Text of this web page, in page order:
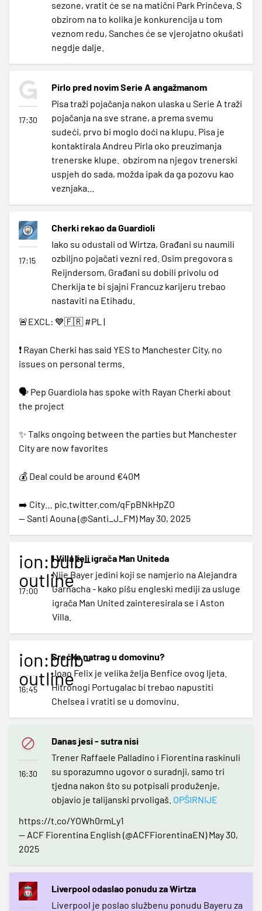
sezone, vratit će se na matični Park Prinčeva. S
obzirom na to kolika je konkurencija u tom
veznom redu, Sanches će se vjerojatno okušati
negdje dalje.
17:30
Pirlo pred novim Serie A angažmanom
Pisa traži pojačanja nakon ulaska u Serie A traži
pojačanja na sve strane, a prema svemu
sudeći, prvo bi moglo doći na klupu. Pisa je
kontaktirala Andreu Pirla oko preuzimanja
trenerske klupe.
obzirom na njegov trenerski
uspjeh do sada, možda ipak da ga pozovu kao
veznjaka...
17:15
Cherki rekao da Guardioli
Iako su odustali od Wirtza, Građani su naumili
ozbiljno pojačati vezni red. Osim pregovora s
Reijndersom, Građani su dobili privolu od
Cherkija te bi sjajni Francuz karijeru trebao
nastaviti na Etihadu.
🚨EXCL: 💙🇫🇷 #PL |
❗️ Rayan Cherki has said YES to Manchester City, no
issues on personal terms.
🗣 Pep Guardiola has spoke with Rayan Cherki about
the project
✨️ Talks ongoing between the parties but Manchester
City are now favorites
💰 Deal could be around €40M
➡️ City… pic.twitter.com/qFpBNkHpZO
— Santi Aouna (@Santi_J_FM)May 30, 2025
ion:bulb-
outline
17:00
I Villa želi igrača Man Uniteda
Nije Bayer jedini koji se namjerio na Alejandra
Garnacha - kako pišu engleski mediji za usluge
igrača Man United zainteresirala se i Aston
Villa.
ion:bulb-
outline
16:45
Srećko natrag u domovinu?
Joao Felix je velika želja Benfice ovog ljeta.
Hitronogi Portugalac bi trebao napustiti
Chelsea i vratiti se u domovinu.
16:30
Danas jesi - sutra nisi
Trener Raffaele Palladino i Fiorentina raskinuli
su sporazumno ugovor o suradnji, samo tri
tjedna nakon što su potpisali produženje,
objavio je talijanski prvoligaš. OPŠIRNIJE
https://t.co/YOWh0rmLy1
— ACF Fiorentina English (@ACFFiorentinaEN)May 30,
2025
Liverpool odaslao ponudu za Wirtza
Liverpool je poslao službenu ponudu Bayeru za